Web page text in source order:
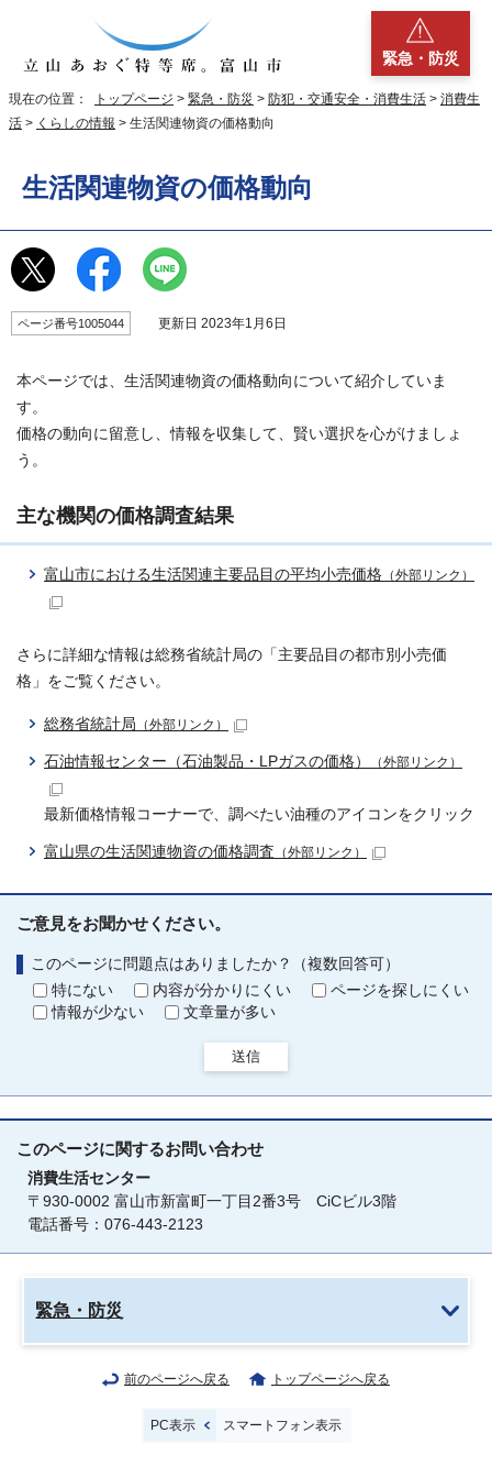
緊急・防災
現在の位置： トップページ > 緊急・防災 > 防犯・交通安全・消費生活 > 消費生
活 > くらしの情報 > 生活関連物資の価格動向
生活関連物資の価格動向
ページ番号1005044 更新日 2023年1月6日
本ページでは、生活関連物資の価格動向について紹介していま
す。
価格の動向に留意し、情報を収集して、賢い選択を心がけましょ
う。
主な機関の価格調査結果
富山市における生活関連主要品目の平均小売価格 （外部リンク）
さらに詳細な情報は総務省統計局の「主要品目の都市別小売価
格」をご覧ください。
総務省統計局 （外部リンク）
石油情報センター（石油製品・LPガスの価格） （外部リンク）
最新価格情報コーナーで、調べたい油種のアイコンをクリック
富山県の生活関連物資の価格調査 （外部リンク）
ご意見をお聞かせください。
このページに問題点はありましたか？（複数回答可）
特にない
内容が分かりにくい
ページを探しにくい
情報が少ない
文章量が多い
送信
このページに関するお問い合わせ
消費生活センター
〒930-0002 富山市新富町一丁目2番3号 CiCビル3階
電話番号：076-443-2123
緊急・防災
前のページへ戻る トップページへ戻る
PC表示 スマートフォン表示